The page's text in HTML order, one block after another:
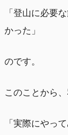
「登山に必要
かった」
のです。
このことから、
「実際にやっ